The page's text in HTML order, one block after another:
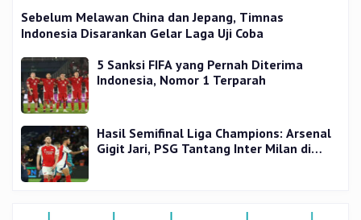
Sebelum Melawan China dan Jepang, Timnas
Indonesia Disarankan Gelar Laga Uji Coba
5 Sanksi FIFA yang Pernah Diterima
Indonesia, Nomor 1 Terparah
Hasil Semifinal Liga Champions: Arsenal
Gigit Jari, PSG Tantang Inter Milan di